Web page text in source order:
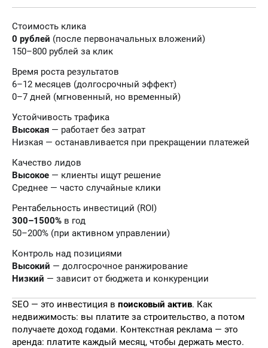
Стоимость клика
0 рублей (после первоначальных вложений)
150–800 рублей за клик
Время роста результатов
6–12 месяцев (долгосрочный эффект)
0–7 дней (мгновенный, но временный)
Устойчивость трафика
Высокая — работает без затрат
Низкая — останавливается при прекращении платежей
Качество лидов
Высокое — клиенты ищут решение
Среднее — часто случайные клики
Рентабельность инвестиций (ROI)
300–1500% в год
50–200% (при активном управлении)
Контроль над позициями
Высокий — долгосрочное ранжирование
Низкий — зависит от бюджета и конкуренции
SEO — это инвестиция в поисковый актив. Как
недвижимость: вы платите за строительство, а потом
получаете доход годами. Контекстная реклама — это
аренда: платите каждый месяц, чтобы держать место.